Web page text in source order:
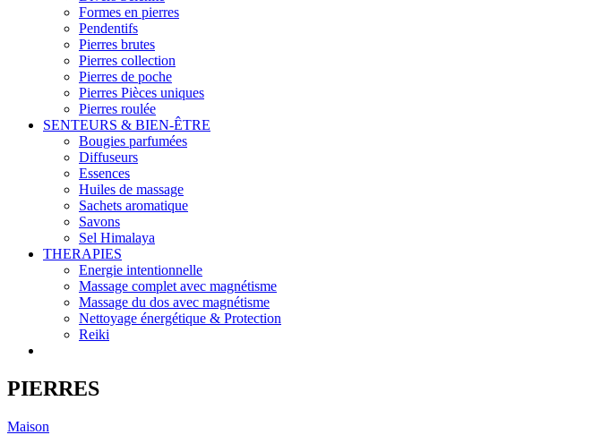
Formes en pierres
Pendentifs
Pierres brutes
Pierres collection
Pierres de poche
Pierres Pièces uniques
Pierres roulée
SENTEURS & BIEN-ÊTRE
Bougies parfumées
Diffuseurs
Essences
Huiles de massage
Sachets aromatique
Savons
Sel Himalaya
THERAPIES
Energie intentionnelle
Massage complet avec magnétisme
Massage du dos avec magnétisme
Nettoyage énergétique & Protection
Reiki
PIERRES
Maison